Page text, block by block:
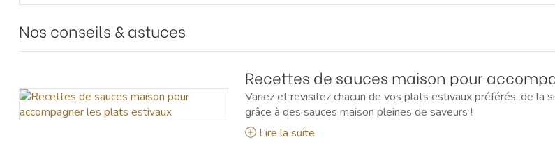
Nos conseils & astuces
Recettes de sauces maison pour
estivaux
Variez et revisitez chacun de vos plats estivaux préférés, de la
grâce à des sauces maison pleines de saveurs !
Lire la suite